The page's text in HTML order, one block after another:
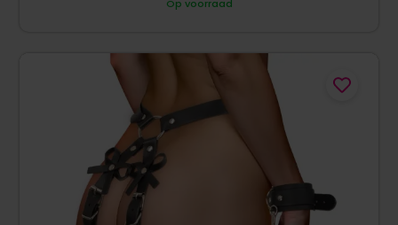
Op voorraad